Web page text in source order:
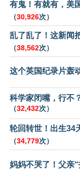
有鬼！有就有，美
（30,926次）
乱了乱了！这新闻
（38,562次）
这个英国纪录片轰
科学家闭嘴，行不
（32,432次）
轮回转世！出生34
（34,779次）
妈妈不哭了！父亲